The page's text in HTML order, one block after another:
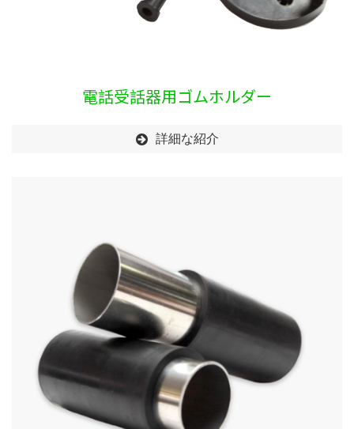
電話受話器用ゴムホルダー
詳細な紹介